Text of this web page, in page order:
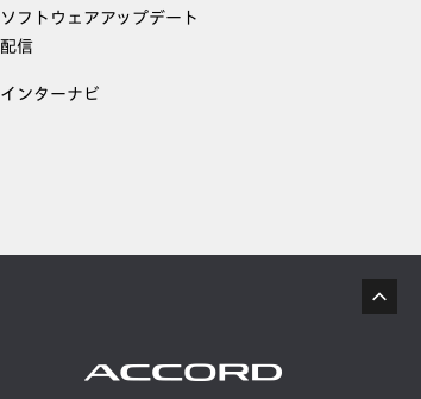
ソフトウェアアップデート
配信
インターナビ